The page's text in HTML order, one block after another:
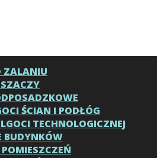
ZALANIU
ŚCIAN I PODŁÓG
TECHNOLOGICZNEJ
BUDYNKÓW